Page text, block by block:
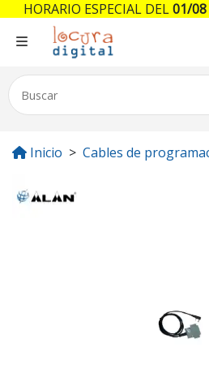
Inicio Cables de
HORARIO ESPECIAL DEL01/08